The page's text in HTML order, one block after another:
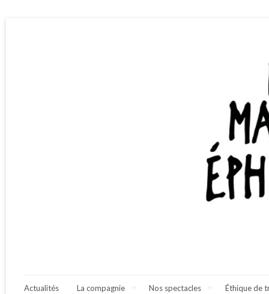
Actualités La compagnie Nos spectacles Éthique de